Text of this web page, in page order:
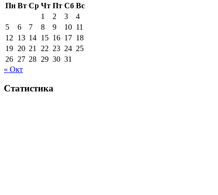
Пн Вт Ср Чт Пт Сб Вс
1
2 3
4
5
6 7 8 9 10 11
12
13 14 15 16 17 18
19 20 21 22 23 24 25
26 27 28 29 30 31
« Окт
Статистика